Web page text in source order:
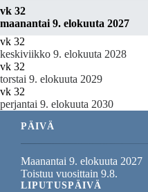
vk 32
maanantai 9. elokuuta 2027
vk 32
keskiviikko 9. elokuuta 2028
vk 32
torstai 9. elokuuta 2029
vk 32
perjantai 9. elokuuta 2030
PÄIVÄ
Maanantai 9. elokuuta 2027
Toistuu vuosittain 9.8.
LIPUTUSPÄIVÄ